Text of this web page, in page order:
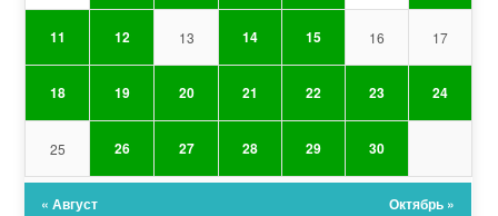
11 12 13 14 15 16 17
18 19 20 21 22 23 24
25 26 27 28 29 30
« Август Октябрь »